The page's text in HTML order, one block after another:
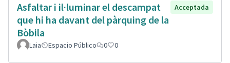
Asfaltar i il·luminar el descampat
que hi ha davant del pàrquing de la
Bòbila
Acceptada
Laia Espacio Público 0 0